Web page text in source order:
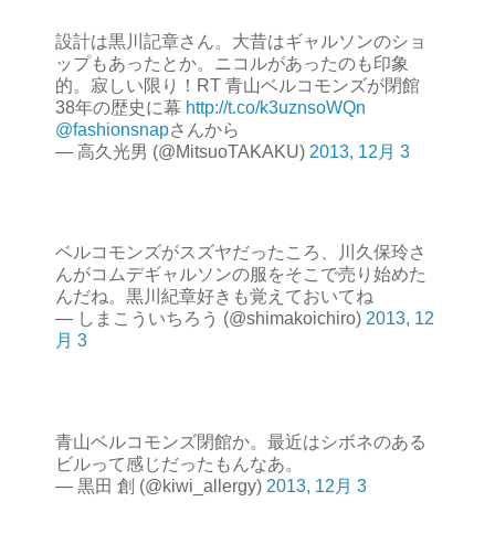
設計は黒川記章さん。大昔はギャルソンのショ
ップもあったとか。ニコルがあったのも印象
的。寂しい限り！RT 青山ベルコモンズが閉館
38年の歴史に幕 http://t.co/k3uznsoWQn
@fashionsnapさんから
— 高久光男 (@MitsuoTAKAKU) 2013, 12月 3
ベルコモンズがスズヤだったころ、川久保玲さ
んがコムデギャルソンの服をそこで売り始めた
んだね。黒川紀章好きも覚えておいてね
— しまこういちろう (@shimakoichiro) 2013, 12
月 3
青山ベルコモンズ閉館か。最近はシボネのある
ビルって感じだったもんなあ。
— 黒田 創 (@kiwi_allergy) 2013, 12月 3